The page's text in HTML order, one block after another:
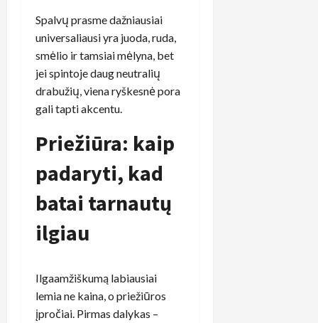
Spalvų prasme dažniausiai
universaliausi yra juoda, ruda,
smėlio ir tamsiai mėlyna, bet
jei spintoje daug neutralių
drabužių, viena ryškesnė pora
gali tapti akcentu.
Priežiūra: kaip
padaryti, kad
batai tarnautų
ilgiau
Ilgaamžiškumą labiausiai
lemia ne kaina, o priežiūros
įpročiai. Pirmas dalykas –